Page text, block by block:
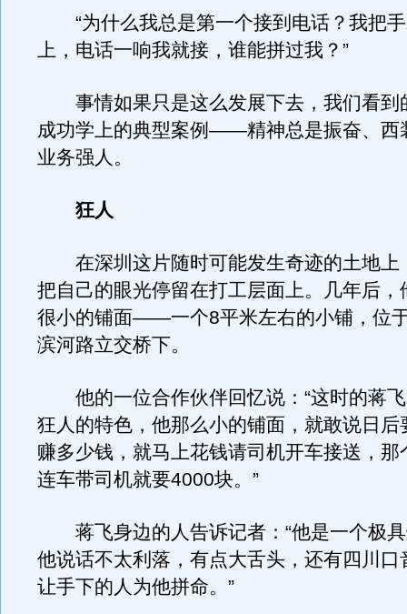
“为什么我总是第一个接到电话？我把手
上，电话一响我就接，谁能拼过我？”
事情如果只是这么发展下去，我们看到
成功学上的典型案例——精神总是振奋、西
业务强人。
狂人
在深圳这片随时可能发生奇迹的土地上
把自己的眼光停留在打工层面上。几年后，
很小的铺面——一个8平米左右的小铺，位
滨河路立交桥下。
他的一位合作伙伴回忆说：“这时的蒋飞
狂人的特色，他那么小的铺面，就敢说日后
赚多少钱，就马上花钱请司机开车接送，那
连车带司机就要4000块。”
蒋飞身边的人告诉记者：“他是一个极具
他说话不太利落，有点大舌头，还有四川口
让手下的人为他拼命。”